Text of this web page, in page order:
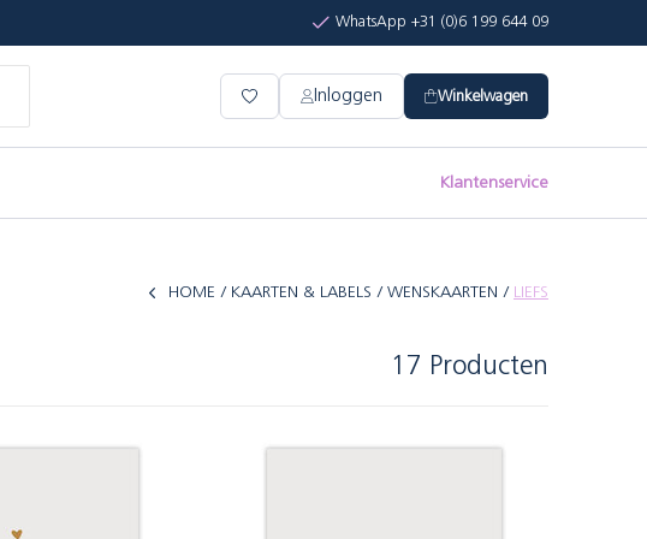
WhatsApp +31 (0)6 199 644 09
Inloggen Winkelwagen
Klantenservice
HOME KAARTEN & LABELS WENSKAARTEN LIEFS
17 Producten